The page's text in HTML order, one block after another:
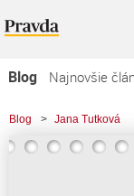
Blog
Najnovšie
Najčítanejšie články
Najkomentovanejšie
Blog > Jana Tutková